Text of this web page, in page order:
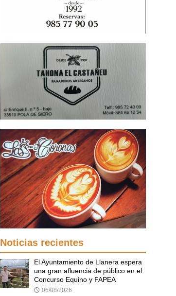
Noticias recientes
El Ayuntamiento de Llanera espera
una gran afluencia de público en el
Concurso Equino y FAPEA
🕔 06/08/2026